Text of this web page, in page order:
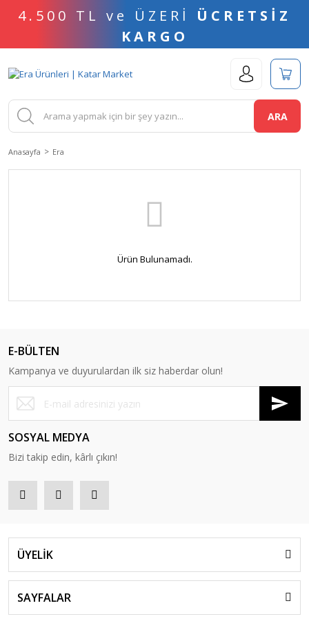
4.500 TL ve ÜZERİ ÜCRETSİZ
KARGO
ARA
Anasayfa Era
Ürün Bulunamadı.
E-BÜLTEN
Kampanya ve duyurulardan ilk siz haberdar olun!
SOSYAL MEDYA
Bizi takip edin, kârlı çıkın!
ÜYELİK
SAYFALAR